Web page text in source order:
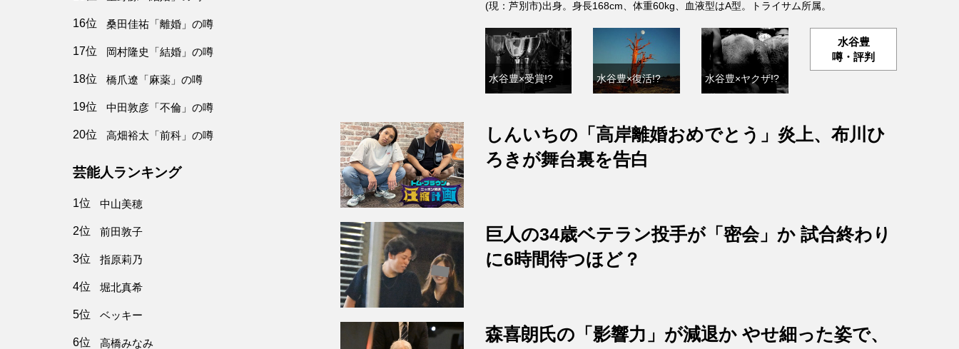
(現：芦別市)出身。身長168cm、体重60kg、血液型はA型。トライサム所属。
水谷豊×受賞!? 水谷豊×復活!? 水谷豊×ヤクザ!?
水谷豊
噂・評判
しんいちの「高岸離婚おめでとう」炎上、布川ひ
ろきが舞台裏を告白
巨人の34歳ベテラン投手が「密会」か 試合終わり
に6時間待つほど？
森喜朗氏の「影響力」が減退か やせ細った姿で、
16位 桑田佳祐「離婚」の噂
17位 岡村隆史「結婚」の噂
18位 橋爪遼「麻薬」の噂
19位 中田敦彦「不倫」の噂
20位 高畑裕太「前科」の噂
芸能人ランキング
1位 中山美穂
2位 前田敦子
3位 指原莉乃
4位 堀北真希
5位 ベッキー
6位 高橋みなみ